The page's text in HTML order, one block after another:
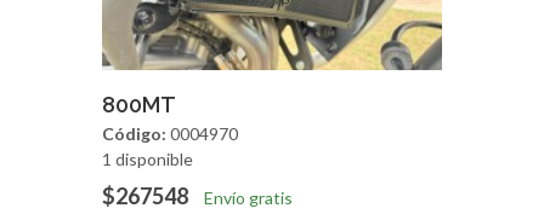
Agregar
800MT
Código: 0004970
1 disponible
$267548 Envío gratis